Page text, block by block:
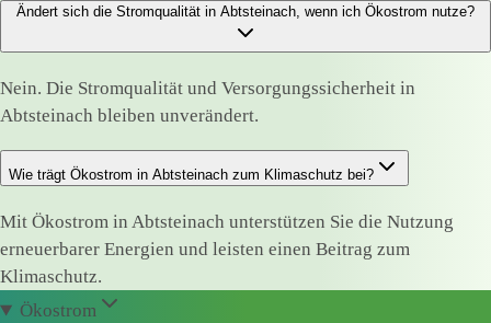
Ändert sich die Stromqualität in Abtsteinach, wenn ich Ökostrom nutze?
Nein. Die Stromqualität und Versorgungssicherheit in
Abtsteinach bleiben unverändert.
Wie trägt Ökostrom in Abtsteinach zum Klimaschutz bei?
Mit Ökostrom in Abtsteinach unterstützen Sie die Nutzung
erneuerbarer Energien und leisten einen Beitrag zum
Klimaschutz.
Ökostrom